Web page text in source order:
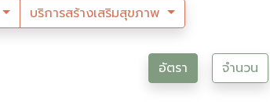
บริการสร้างเสริมสุขภาพ
อัตรา จำนวน